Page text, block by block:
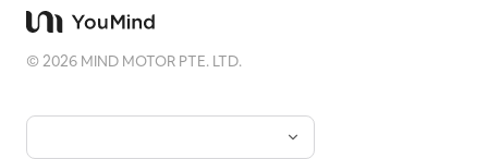
©2026 MIND MOTOR PTE. LTD.